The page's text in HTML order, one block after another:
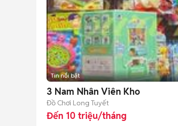
Tin nổi bật
3 Nam Nhân Viên Kho
Đồ Chơi Long Tuyết
Đến 10 triệu/tháng